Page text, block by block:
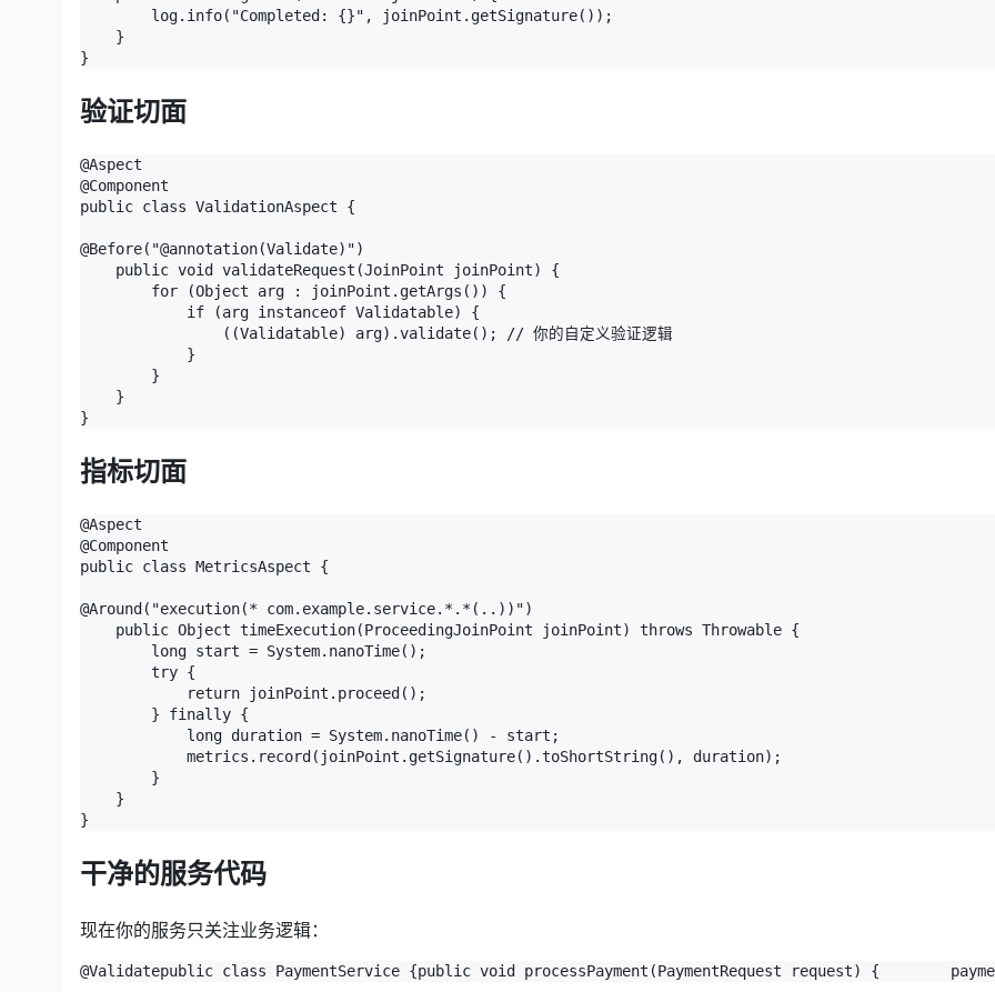
log.info("Completed: {}", joinPoint.getSignature());
}
}
验证切面
@Aspect
@Component
public class ValidationAspect {
@Before("@annotation(Validate)")
public void validateRequest(JoinPoint joinPoint) {
for (Object arg : joinPoint.getArgs()) {
if (arg instanceof Validatable) {
((Validatable) arg).validate(); // 你的自定义验证逻辑
}
}
}
}
指标切面
@Aspect
@Component
public class MetricsAspect {
@Around("execution(* com.example.service.*.*(..))")
public Object timeExecution(ProceedingJoinPoint joinPoint) throws Throwable {
long start = System.nanoTime();
try {
return joinPoint.proceed();
} finally {
long duration = System.nanoTime() - start;
metrics.record(joinPoint.getSignature().toShortString(), duration);
}
}
}
干净的服务代码
现在你的服务只关注业务逻辑：
@Validatepublic class PaymentService {public void processPayment (PaymentRequest request) {